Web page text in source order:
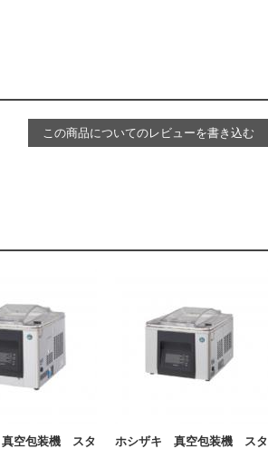
この商品についてのレビューを書き込む
空包装機 スタ
ホシザキ 真空包装機 スタ